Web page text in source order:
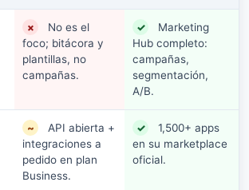
×
No es el
foco; bitácora y
plantillas, no
campañas.
✓
Marketing
Hub completo:
campañas,
segmentación,
A/B.
~
API abierta +
integraciones a
pedido en plan
Business.
✓
1,500+ apps
en su marketplace
oficial.